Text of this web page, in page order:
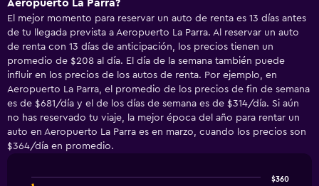
Aeropuerto La Parra?
El mejor momento para reservar un auto de renta es 13 días antes
de tu llegada prevista a Aeropuerto La Parra. Al reservar un auto
de renta con 13 días de anticipación, los precios tienen un
promedio de $208 al día. El día de la semana también puede
influir en los precios de los autos de renta. Por ejemplo, en
Aeropuerto La Parra, el promedio de los precios de fin de semana
es de $681/día y el de los días de semana es de $314/día. Si aún
no has reservado tu viaje, la mejor época del año para rentar un
auto en Aeropuerto La Parra es en marzo, cuando los precios son
$364/día en promedio.
$360